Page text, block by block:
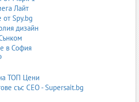
Лайт
Spy.bg
дизайн
в София
ТОП Цени
със СЕО - Supersait.bg